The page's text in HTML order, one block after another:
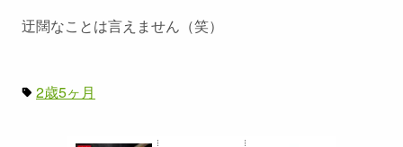
迂闊なことは言えません（笑）
2歳5ヶ月